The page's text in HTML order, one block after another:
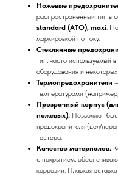
Ножевые
распространенный тип в
standard (ATO), maxi.
маркировкой по току.
Стеклянные
тип, часто используемый
оборудования и
Термопредохранители
температурами
Прозрачный корпус
ножевых). Позволяют
предохранителя (цел/
тестера.
Качество материалов.
с покрытием,
коррозии. Плавкая